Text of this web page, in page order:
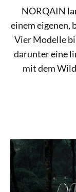
NORQAIN
einem eigenen,
Vier Modelle
darunter eine
mit dem